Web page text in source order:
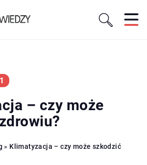
– czy może
» Klimatyzacja – czy może szkodzić